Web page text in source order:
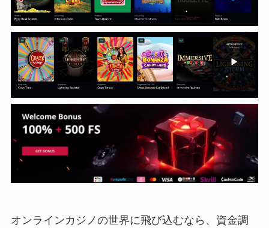
オンラインカジノの世界に飛び込むなら、資金調